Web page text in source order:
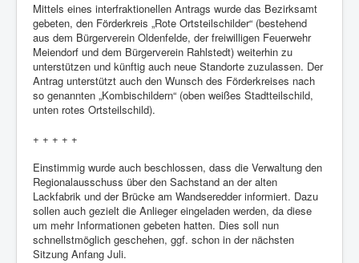
Mittels eines interfraktionellen Antrags wurde das Bezirksamt
gebeten, den Förderkreis „Rote Ortsteilschilder“ (bestehend
aus dem Bürgerverein Oldenfelde, der freiwilligen Feuerwehr
Meiendorf und dem Bürgerverein Rahlstedt) weiterhin zu
unterstützen und künftig auch neue Standorte zuzulassen. Der
Antrag unterstützt auch den Wunsch des Förderkreises nach
so genannten „Kombischildern“ (oben weißes Stadtteilschild,
unten rotes Ortsteilschild).
+ + + + +
Einstimmig wurde auch beschlossen, dass die Verwaltung den
Regionalausschuss über den Sachstand an der alten
Lackfabrik und der Brücke am Wandseredder informiert. Dazu
sollen auch gezielt die Anlieger eingeladen werden, da diese
um mehr Informationen gebeten hatten. Dies soll nun
schnellstmöglich geschehen, ggf. schon in der nächsten
Sitzung Anfang Juli.